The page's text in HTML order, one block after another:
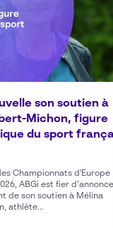
son soutien à
Michon, figure
du sport
Championnats d'Europe
ABGi est fier
de son soutien à Mélina
athlète...